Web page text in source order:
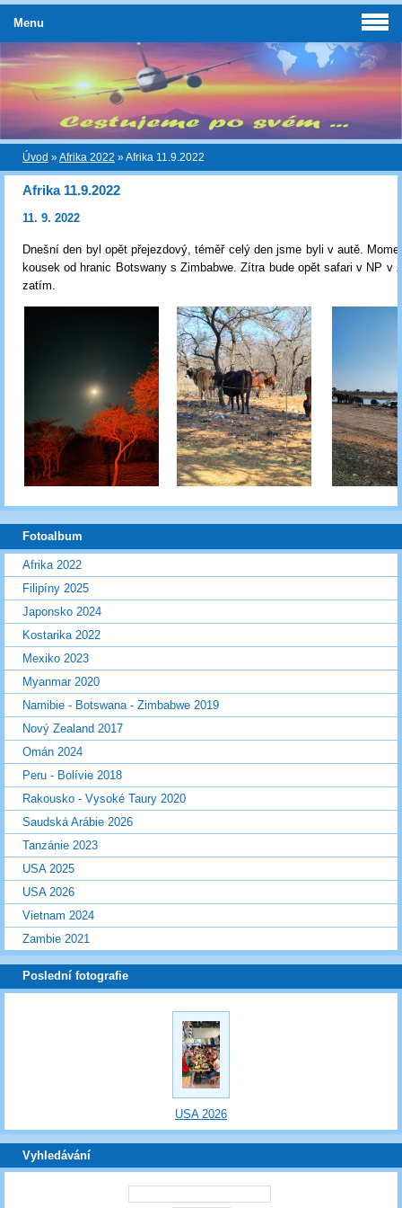
Úvod »Afrika 2022 »Afrika 11.9.2022
Afrika 11.9.2022
11. 9. 2022
Dnešní den byl opět přejezdový, téměř celý den jsme byli v autě.
kousek od hranic Botswany s Zimbabwe. Zítra bude opět safari v NP v
zatím.
Menu
Fotoalbum
Afrika 2022
Filipíny 2025
Japonsko 2024
Kostarika 2022
Mexiko 2023
Myanmar 2020
Namibie - Botswana - Zimbabwe 2019
Nový Zealand 2017
Omán 2024
Peru - Bolívie 2018
Rakousko - Vysoké Taury 2020
Saudská Arábie 2026
Tanzánie 2023
USA 2025
USA 2026
Vietnam 2024
Zambie 2021
Poslední fotografie
USA 2026
Vyhledávání